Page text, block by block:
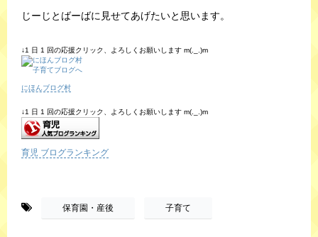
じーじとばーばに見せてあげたいと思います。
↓1 日 1 回の応援クリック、よろしくお願いします m(._.)m
にほんブログ村
↓1 日 1 回の応援クリック、よろしくお願いします m(._.)m
育児 ブログランキング
保育園・産後 子育て